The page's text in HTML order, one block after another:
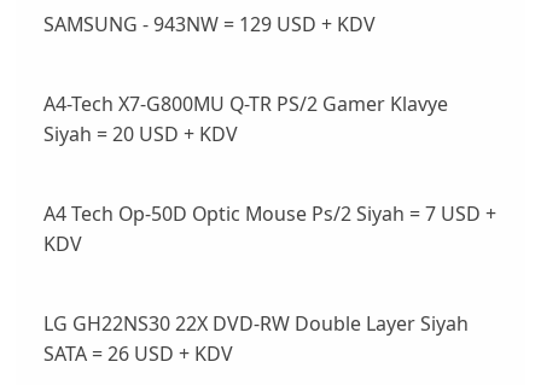
SAMSUNG - 943NW = 129 USD + KDV
A4-Tech X7-G800MU Q-TR PS/2 Gamer Klavye
Siyah = 20 USD + KDV
A4 Tech Op-50D Optic Mouse Ps/2 Siyah = 7 USD +
KDV
LG GH22NS30 22X DVD-RW Double Layer Siyah
SATA = 26 USD + KDV